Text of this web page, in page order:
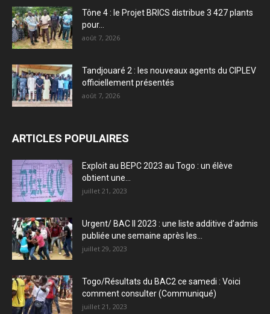
Tône 4 : le Projet BRICS distribue 3 427 plants
pour...
août 7, 2026
Tandjouaré 2 : les nouveaux agents du CIPLEV
officiellement présentés
août 7, 2026
ARTICLES POPULAIRES
Exploit au BEPC 2023 au Togo : un élève
obtient une...
juillet 21, 2023
Urgent/ BAC II 2023 : une liste additive d’admis
publiée une semaine après les...
juillet 29, 2023
Togo/Résultats du BAC2 ce samedi : Voici
comment consulter (Communiqué)
juillet 21, 2023